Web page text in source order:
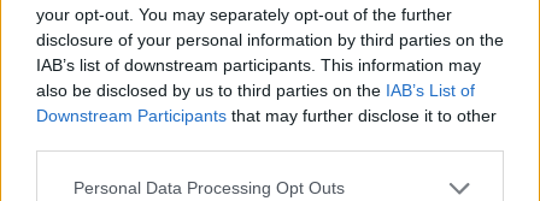
your opt-out. You may separately opt-out of the further
disclosure of your personal information by third parties on the
IAB’s list of downstream participants. This information may
also be disclosed by us to third parties on the IAB’s List of
Downstream Participants that may further disclose it to other
Please note that this website/app uses one or more Google
Personal Data Processing Opt Outs
μεγαλύτερη αναστολή της ανάπτυξης των
καρκινικών κυττάρων σε σχέση με κάθε θεραπεία
ξεχωριστά.
Η ανάλυση συνέργειας των θεραπειών έδειξε ότι η
NO-Cbl δεν λειτουργεί απλώς προσθετικά, αλλά